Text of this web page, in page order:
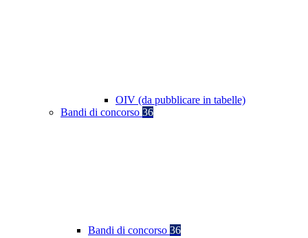
OIV (da pubblicare in tabelle)
Bandi di concorso 36
Bandi di concorso 36